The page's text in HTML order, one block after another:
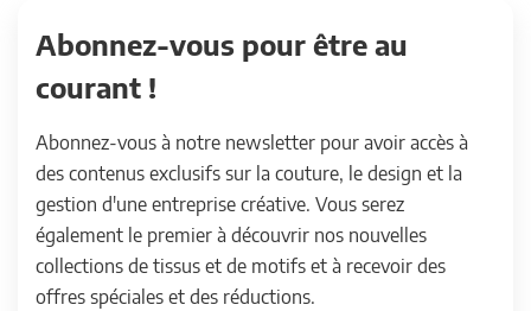
Abonnez-vous pour être au
courant !
Abonnez-vous à notre newsletter pour avoir accès à
des contenus exclusifs sur la couture, le design et la
gestion d'une entreprise créative. Vous serez
également le premier à découvrir nos nouvelles
collections de tissus et de motifs et à recevoir des
offres spéciales et des réductions.